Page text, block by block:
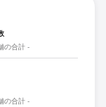
の合計 -
の合計 -